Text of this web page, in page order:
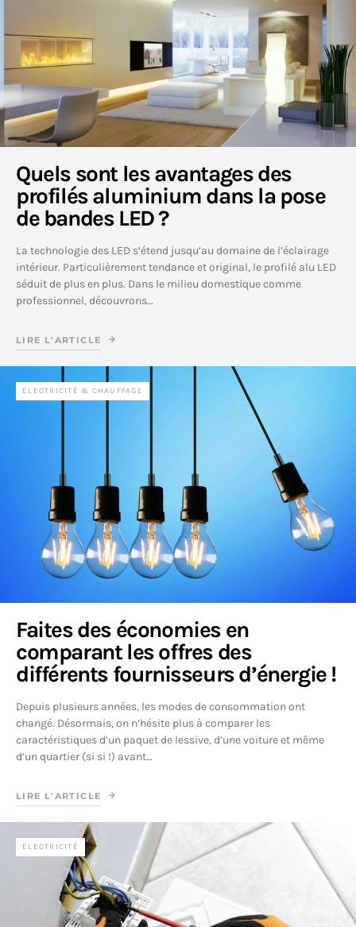
Quels sont les avantages des
profilés aluminium dans la pose
de bandes LED ?
La technologie des LED s’étend jusqu’au domaine de l’éclairage
intérieur. Particulièrement tendance et original, le profilé alu LED
séduit de plus en plus. Dans le milieu domestique comme
professionnel, découvrons…
LIRE L'ARTICLE
ELECTRICITÉ & CHAUFFAGE
Faites des économies en
comparant les offres des
différents fournisseurs d’énergie !
Depuis plusieurs années, les modes de consommation ont
changé. Désormais, on n’hésite plus à comparer les
caractéristiques d’un paquet de lessive, d’une voiture et même
d’un quartier (si si !) avant…
LIRE L'ARTICLE
ELECTRICITÉ